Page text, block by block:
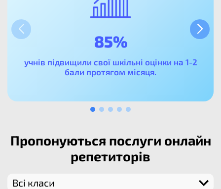
85%
учнів підвищили свої шкільні оцінки на 1-2
бали протягом місяця.
Пропонуються послуги онлайн
репетиторів
Всі класи